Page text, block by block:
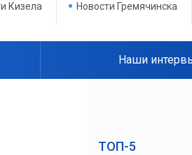
Кизела Новости Гремячинска
Наши
ТОП-5